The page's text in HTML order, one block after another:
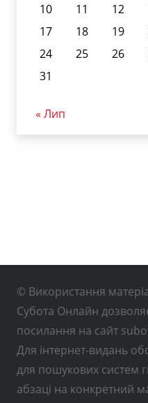
10
11 12
17
18 19
24
25 26
31
« Лип
© Використання
Субота Онлайн
посилання на сайт
Для інтернет-видань
для пошукових систем
абзаці на конкретний